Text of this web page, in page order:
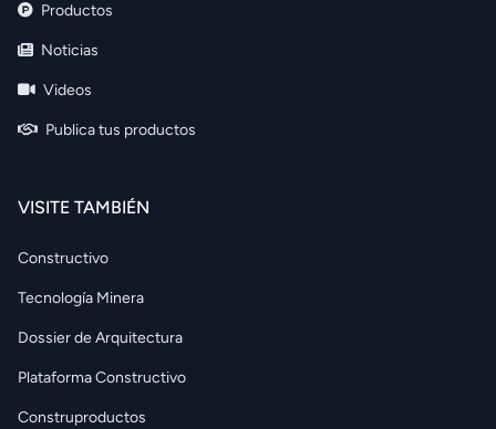
Productos
Noticias
Videos
Publica tus productos
VISITE TAMBIÉN
Constructivo
Tecnología Minera
Dossier de Arquitectura
Plataforma Constructivo
Construproductos